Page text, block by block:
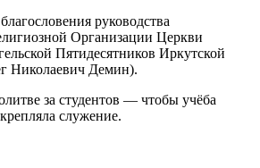
руководства
Организации Церкви
Пятидесятников Иркутской
Николаевич Демин).
за студентов — чтобы учёба
служение.